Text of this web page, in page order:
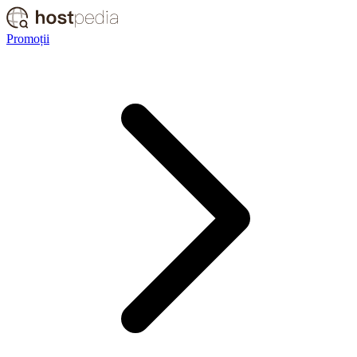
Promoții